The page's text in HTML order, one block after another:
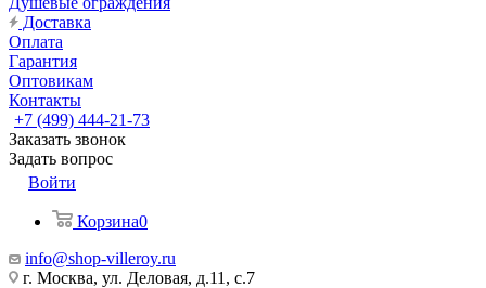
Доставка
Оплата
Гарантия
Оптовикам
Контакты
+7 (499) 444-21-73
Заказать звонок
Задать вопрос
Войти
Корзина0
info@shop-villeroy.ru
г. Москва, ул. Деловая, д.11, с.7